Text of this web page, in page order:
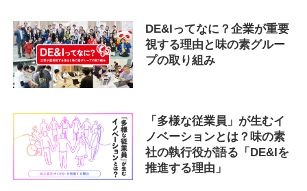
DE&Iってなに？企業が重要
視する理由と味の素グルー
プの取り組み
「多様な従業員」が生むイ
ノベーションとは？味の素
社の執行役が語る「DE&Iを
推進する理由」